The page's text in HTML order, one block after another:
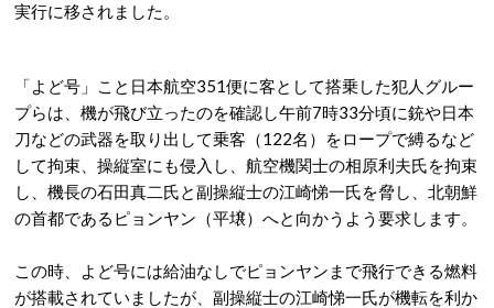
実行に移されました。
「よど号」こと日本航空351便に客として搭乗した犯人グルー
プらは、機が飛び立ったのを確認し午前7時33分頃に銃や日本
刀などの武器を取り出して乗客（122名）をロープで縛るなど
して拘束、操縦室にも侵入し、航空機関士の相原利夫氏を拘束
し、機長の石田真二氏と副操縦士の江崎悌一氏を脅し、北朝鮮
の首都であるピョンヤン（平壌）へと向かうよう要求します。
この時、よど号には給油なしでピョンヤンまで飛行できる燃料
が搭載されていましたが、副操縦士の江崎悌一氏が機転を利か